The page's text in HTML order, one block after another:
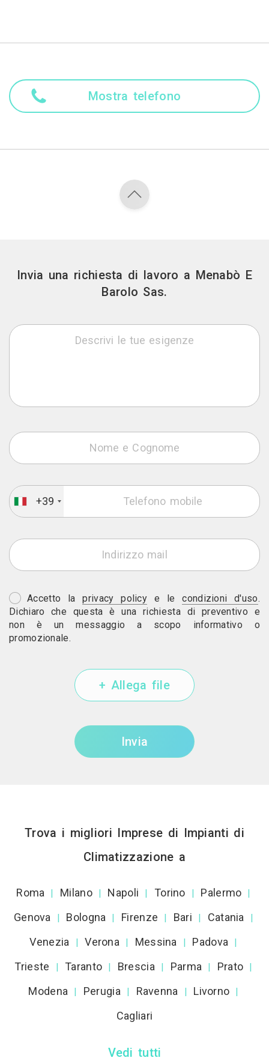
Mostra telefono
Invia una richiesta di lavoro a Menabò E
Barolo Sas.
+39
Accetto laprivacy policy e lecondizioni d'uso.
Dichiaro che questa è una richiesta di preventivo e
non è un messaggio a scopo informativo o
promozionale.
+ Allega file
Invia
Trova i migliori Imprese di Impianti di
Climatizzazione a
Roma | Milano | Napoli | Torino | Palermo |
Genova | Bologna | Firenze | Bari | Catania |
Venezia | Verona | Messina | Padova |
Trieste | Taranto | Brescia | Parma | Prato |
Modena | Perugia | Ravenna | Livorno |
Cagliari
Vedi tutti